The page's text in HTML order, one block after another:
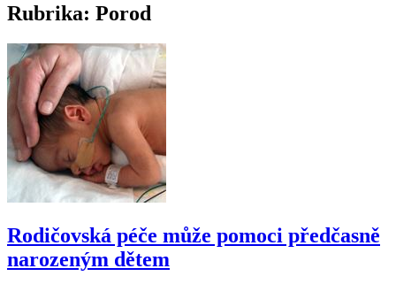
Rubrika: Porod
Rodičovská péče může pomoci předčasně
narozeným dětem